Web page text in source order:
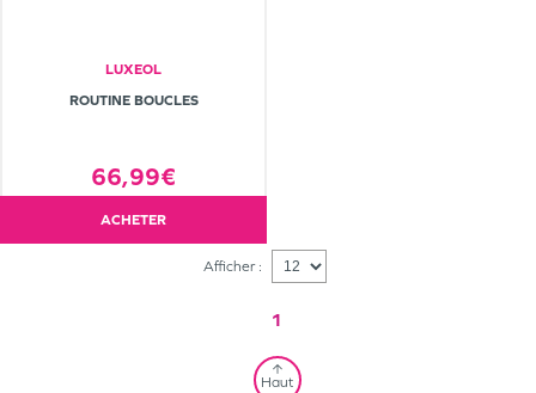
LUXEOL
ROUTINE BOUCLES
66,99€
ACHETER
Afficher :
1
Haut